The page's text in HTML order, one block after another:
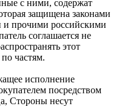
с ними, содержат
защищена законами
и прочими российскими
соглашается не
этот
частям.
исполнение
посредством
Стороны несут